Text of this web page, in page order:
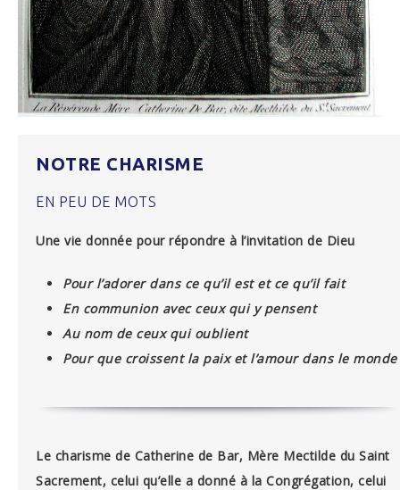
NOTRE CHARISME
EN PEU DE MOTS
Une vie donnée pour répondre à l’invitation de Dieu
Pour l’adorer dans ce qu’il est et ce qu’il fait
En communion avec ceux qui y pensent
Au nom de ceux qui oublient
Pour que croissent la paix et l’amour dans le monde
Le charisme de Catherine de Bar, Mère Mectilde du Saint
Sacrement, celui qu’elle a donné à la Congrégation, celui